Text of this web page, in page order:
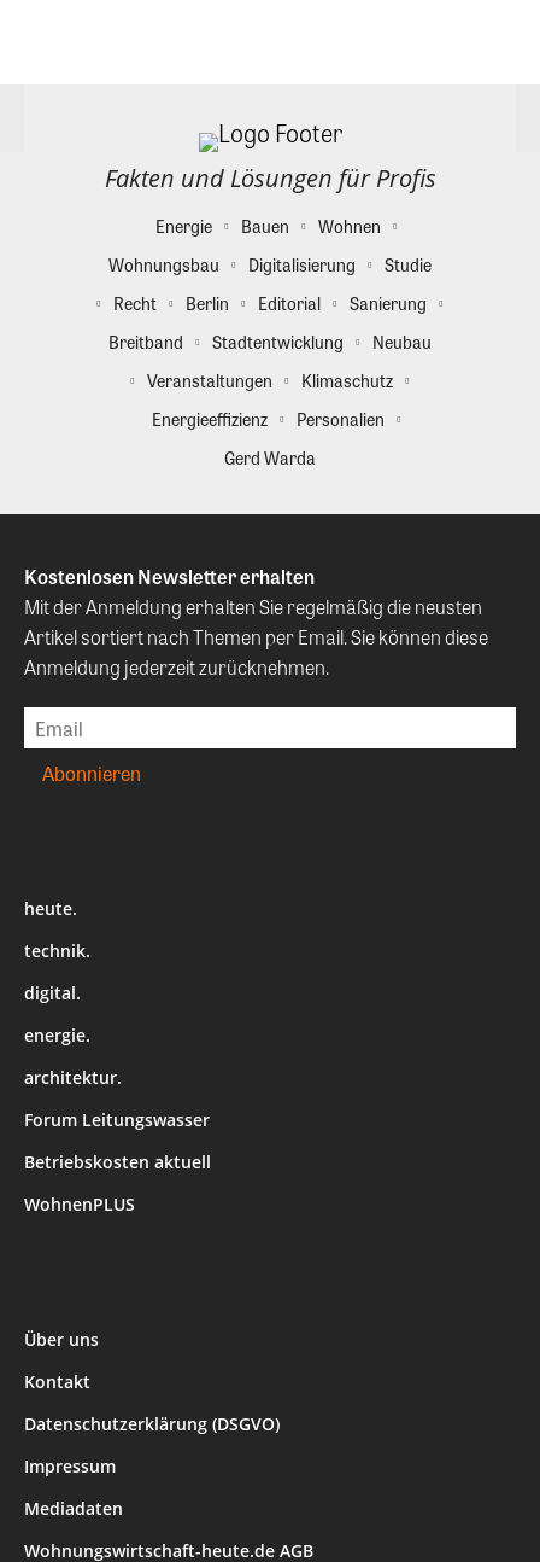
Fakten und Lösungen für Profis
Energie Bauen
Wohnen
Wohnungsbau
Digitalisierung
Studie
Recht
Berlin Editorial
Sanierung
Breitband
Stadtentwicklung
Neubau
Veranstaltungen
Klimaschutz
Energieeffizienz
Personalien
Gerd Warda
Kostenlosen Newsletter erhalten
Mit der Anmeldung erhalten Sie regelmäßig die neusten
Artikel sortiert nach Themen per Email. Sie können diese
Anmeldung jederzeit zurücknehmen.
heute.
technik.
digital.
energie.
architektur.
Forum Leitungswasser
Betriebskosten aktuell
WohnenPLUS
Über uns
Kontakt
Datenschutzerklärung (DSGVO)
Impressum
Mediadaten
Wohnungswirtschaft-heute.de AGB